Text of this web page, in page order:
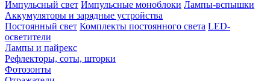
Импульсный свет Импульсные моноблоки Лампы-вспышки
Аккумуляторы и зарядные устройства
Постоянный свет Комплекты постоянного света LED-
осветители
Лампы и пайрекс
Рефлекторы, соты, шторки
Фотозонты